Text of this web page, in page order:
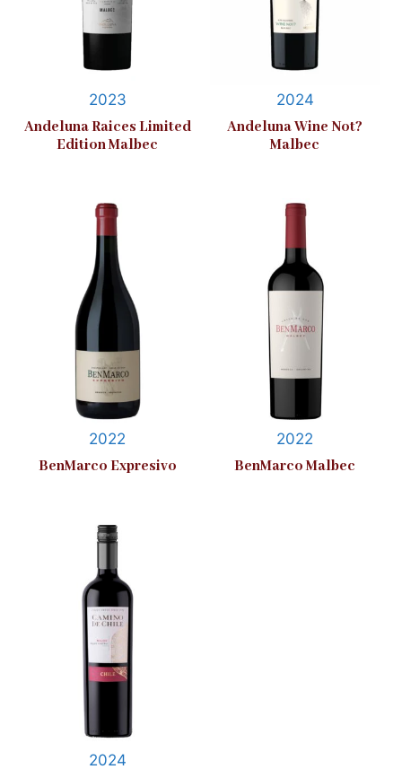
2023
Andeluna Raices Limited
Edition Malbec
2024
Andeluna Wine Not?
Malbec
2022
BenMarco Expresivo
2022
BenMarco Malbec
2024